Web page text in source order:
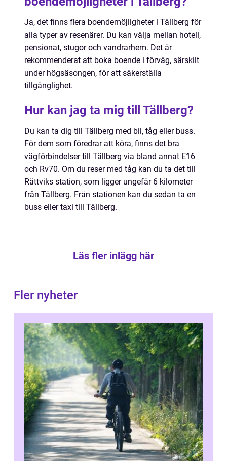
Ja, det finns flera boendemöjligheter i Tällberg för
alla typer av resenärer. Du kan välja mellan hotell,
pensionat, stugor och vandrarhem. Det är
rekommenderat att boka boende i förväg, särskilt
under högsäsongen, för att säkerställa
tillgänglighet.
Hur kan jag ta mig till Tällberg?
Du kan ta dig till Tällberg med bil, tåg eller buss.
För dem som föredrar att köra, finns det bra
vägförbindelser till Tällberg via bland annat E16
och Rv70. Om du reser med tåg kan du ta det till
Rättviks station, som ligger ungefär 6 kilometer
från Tällberg. Från stationen kan du sedan ta en
buss eller taxi till Tällberg.
Läs fler inlägg här
Fler nyheter